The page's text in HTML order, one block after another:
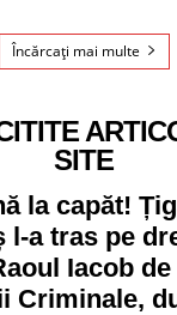
Încărcați mai multe
SITE
la capăt!
l-a tras pe
Iacob
Criminale,